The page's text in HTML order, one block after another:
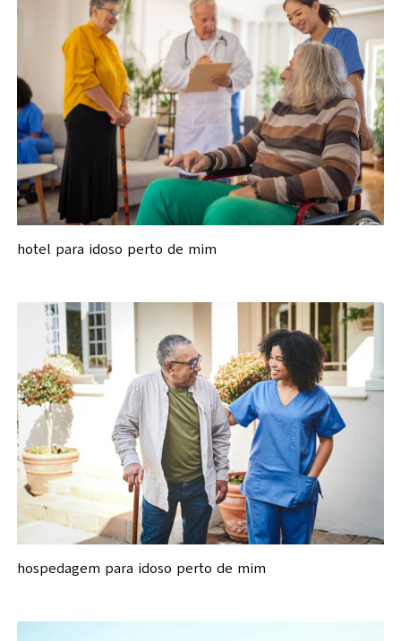
hotel para idoso perto de mim
hospedagem para idoso perto de mim